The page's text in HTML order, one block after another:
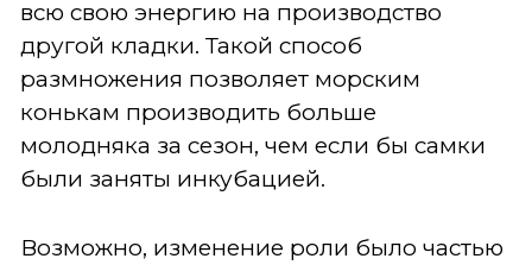
всю свою энергию на производство
другой кладки. Такой способ
размножения позволяет морским
конькам производить больше
молодняка за сезон, чем если бы самки
были заняты инкубацией.
Возможно, изменение роли было частью